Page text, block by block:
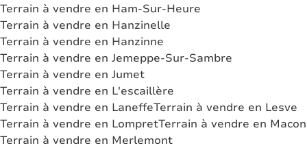
Terrain à vendre en Ham-Sur-Heure
Terrain à vendre en Hanzinelle
Terrain à vendre en Hanzinne
Terrain à vendre en Jemeppe-Sur-Sambre
Terrain à vendre en Jumet
Terrain à vendre en L'escaillère
Terrain à vendre en LaneffeTerrain à vendre en Lesve
Terrain à vendre en LompretTerrain à vendre en Macon
Terrain à vendre en Merlemont